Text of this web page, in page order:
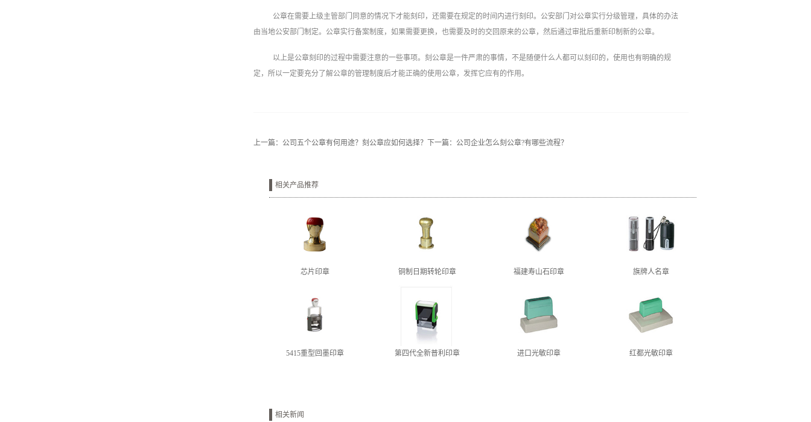
公章在需要上级主管部门同意的情况下才能刻印，还需要在规定的时间内进行刻印。公安部门对公章实行分级管理，具体的办法
由当地公安部门制定。公章实行备案制度，如果需要更换，也需要及时的交回原来的公章，然后通过审批后重新印制新的公章。
以上是公章刻印的过程中需要注意的一些事项。刻公章是一件严肃的事情，不是随便什么人都可以刻印的，使用也有明确的规
定，所以一定要充分了解公章的管理制度后才能正确的使用公章，发挥它应有的作用。
上一篇： 公司五个公章有何用途？刻公章应如何选择？ 下一篇： 公司企业怎么刻公章?有哪些流程？
相关产品推荐
芯片印章 铜制日期转轮印章 福建寿山石印章 旗牌人名章
5415重型回墨印章 第四代全新普利印章 进口光敏印章 红都光敏印章
相关新闻